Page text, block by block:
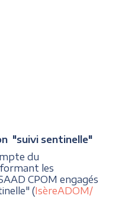
"suivi sentinelle"
du
les
CPOM engagés
(IsèreADOM/